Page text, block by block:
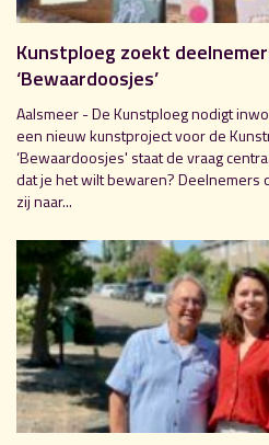
Kunstploeg zoekt
‘Bewaardoosjes’
Aalsmeer - De Kunstploeg nodigt
een nieuw kunstproject voor de
‘Bewaardoosjes' staat de vraag
dat je het wilt bewaren? Deelnemers
zij naar...